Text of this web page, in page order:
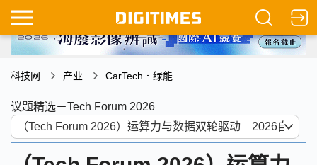
科技网 产业 CarTech．绿能
议题精选－Tech Forum 2026